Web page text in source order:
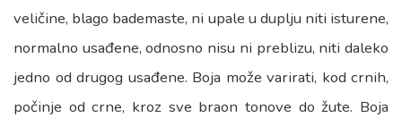
veličine, blago bademaste, ni upale u duplju niti isturene,
normalno usađene, odnosno nisu ni preblizu, niti daleko
jedno od drugog usađene. Boja može varirati, kod crnih,
počinje od crne, kroz sve braon tonove do žute. Boja